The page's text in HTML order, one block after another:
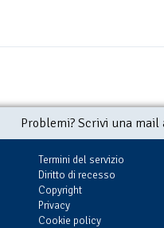
Problemi? Scrivi una
Termini del servizio
Diritto di recesso
Copyright
Privacy
Cookie policy